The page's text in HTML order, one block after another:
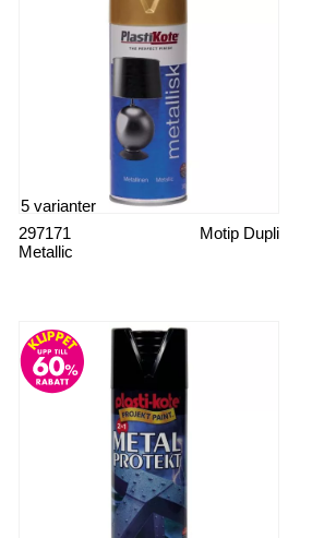
Metallic
Motip Dupli
297171
5 varianter